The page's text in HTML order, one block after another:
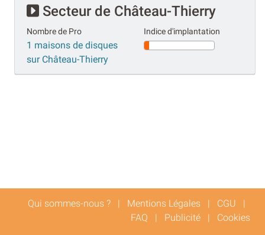
Secteur de Château-Thierry
Nombre de Pro
1 maisons de disques
sur Château-Thierry
Indice d'implantation
Qui sommes-nous ? | Mentions Légales | CGU |
FAQ | Publicité | Cookies